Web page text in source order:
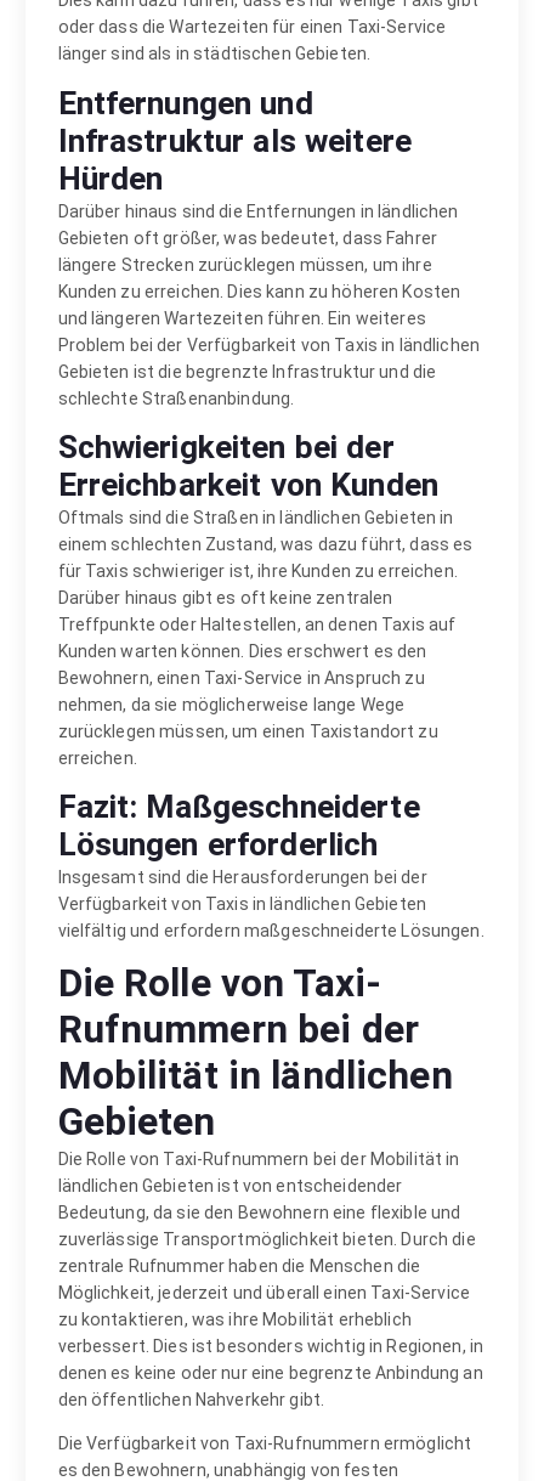
oder dass die Wartezeiten für einen Taxi-Service
länger sind als in städtischen Gebieten.
Entfernungen und
Infrastruktur als weitere
Hürden
Darüber hinaus sind die Entfernungen in ländlichen
Gebieten oft größer, was bedeutet, dass Fahrer
längere Strecken zurücklegen müssen, um ihre
Kunden zu erreichen. Dies kann zu höheren Kosten
und längeren Wartezeiten führen. Ein weiteres
Problem bei der Verfügbarkeit von Taxis in ländlichen
Gebieten ist die begrenzte Infrastruktur und die
schlechte Straßenanbindung.
Schwierigkeiten bei der
Erreichbarkeit von Kunden
Oftmals sind die Straßen in ländlichen Gebieten in
einem schlechten Zustand, was dazu führt, dass es
für Taxis schwieriger ist, ihre Kunden zu erreichen.
Darüber hinaus gibt es oft keine zentralen
Treffpunkte oder Haltestellen, an denen Taxis auf
Kunden warten können. Dies erschwert es den
Bewohnern, einen Taxi-Service in Anspruch zu
nehmen, da sie möglicherweise lange Wege
zurücklegen müssen, um einen Taxistandort zu
erreichen.
Fazit: Maßgeschneiderte
Lösungen erforderlich
Insgesamt sind die Herausforderungen bei der
Verfügbarkeit von Taxis in ländlichen Gebieten
vielfältig und erfordern maßgeschneiderte Lösungen.
Die Rolle von Taxi-
Rufnummern bei der
Mobilität in ländlichen
Gebieten
Die Rolle von Taxi-Rufnummern bei der Mobilität in
ländlichen Gebieten ist von entscheidender
Bedeutung, da sie den Bewohnern eine flexible und
zuverlässige Transportmöglichkeit bieten. Durch die
zentrale Rufnummer haben die Menschen die
Möglichkeit, jederzeit und überall einen Taxi-Service
zu kontaktieren, was ihre Mobilität erheblich
verbessert. Dies ist besonders wichtig in Regionen, in
denen es keine oder nur eine begrenzte Anbindung an
den öffentlichen Nahverkehr gibt.
Die Verfügbarkeit von Taxi-Rufnummern ermöglicht
es den Bewohnern, unabhängig von festen